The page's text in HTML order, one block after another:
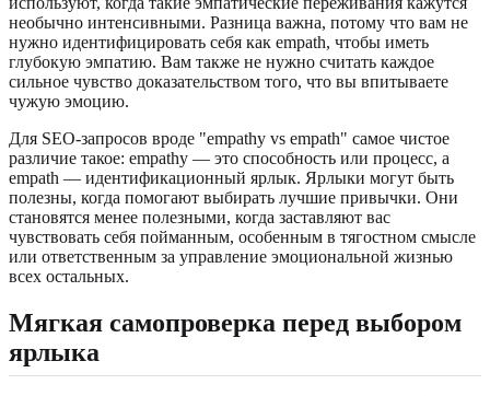
необычно интенсивными. Разница важна, потому что вам не
нужно идентифицировать себя как empath, чтобы иметь
глубокую эмпатию. Вам также не нужно считать каждое
сильное чувство доказательством того, что вы впитываете
чужую эмоцию.
Для SEO-запросов вроде "empathy vs empath" самое чистое
различие такое: empathy — это способность или процесс, а
empath — идентификационный ярлык. Ярлыки могут быть
полезны, когда помогают выбирать лучшие привычки. Они
становятся менее полезными, когда заставляют вас
чувствовать себя пойманным, особенным в тягостном смысле
или ответственным за управление эмоциональной жизнью
всех остальных.
Мягкая самопроверка перед выбором
ярлыка